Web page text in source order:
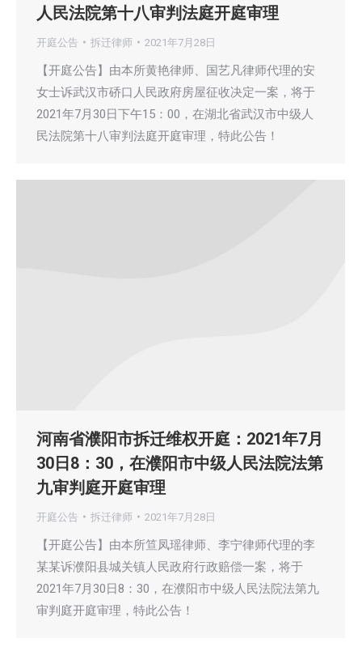
人民法院第十八审判法庭开庭审理
开庭公告 拆迁律师 2021年7月28日
【开庭公告】由本所黄艳律师、国艺凡律师代理的安
女士诉武汉市硚口人民政府房屋征收决定一案，将于
2021年7月30日下午15：00，在湖北省武汉市中级人
民法院第十八审判法庭开庭审理，特此公告！
河南省濮阳市拆迁维权开庭：2021年7月
30日8：30，在濮阳市中级人民法院法第
九审判庭开庭审理
开庭公告 拆迁律师 2021年7月28日
【开庭公告】由本所笪凤瑶律师、李宁律师代理的李
某某诉濮阳县城关镇人民政府行政赔偿一案，将于
2021年7月30日8：30，在濮阳市中级人民法院法第九
审判庭开庭审理，特此公告！